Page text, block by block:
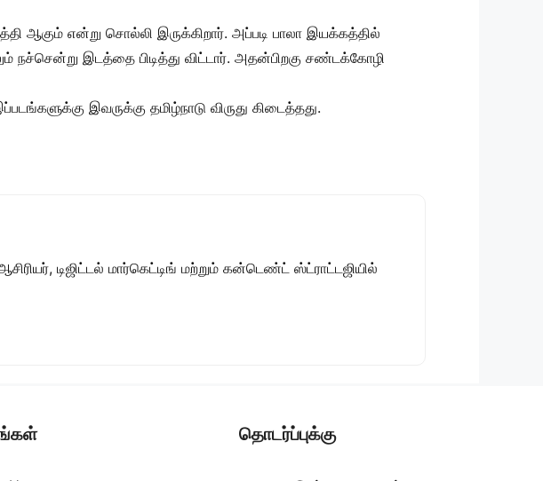
ஆகும் என்று சொல்லி இருக்கிறார். அப்படி பாலா இயக்கத்தில்
நச்சென்று இடத்தை பிடித்து விட்டார். அதன்பிறகு சண்டக்கோழி
இவருக்கு தமிழ்நாடு விருது கிடைத்தது.
டிஜிட்டல் மார்கெட்டிங் மற்றும் கன்டெண்ட் ஸ்ட்ராட்டஜியில்
தொடர்ப்புக்கு